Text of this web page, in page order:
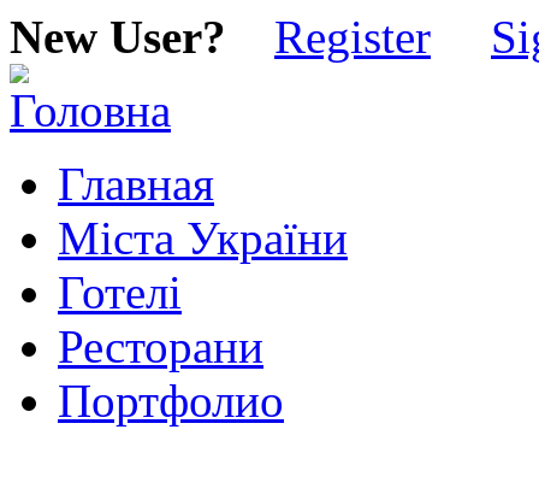
New User? Register
Главная
Міста України
Готелі
Ресторани
Портфолио